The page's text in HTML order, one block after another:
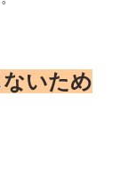
いため